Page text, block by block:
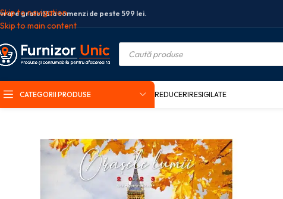
Skip to navigation
Skip to main content
gratuită la comenzi de peste 599 lei.
CATEGORII PRODUSE REDUCERIRESIGILATE